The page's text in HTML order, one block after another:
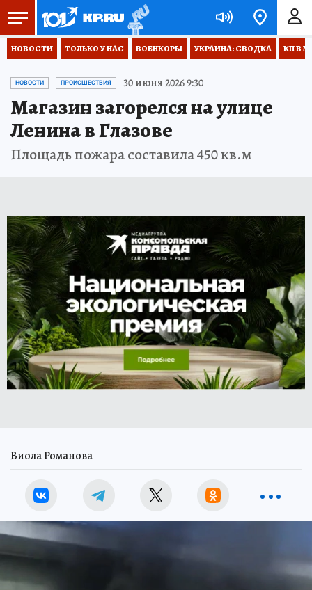
НОВОСТИ ТОЛЬКО У НАС ВОЕНКОРЫ УКРАИНА: СВОДКА КП В
НОВОСТИ ПРОИСШЕСТВИЯ 30 июня 2026 9:30
Магазин загорелся на улице
Ленина в Глазове
Площадь пожара составила 450 кв.м
Виола Романова